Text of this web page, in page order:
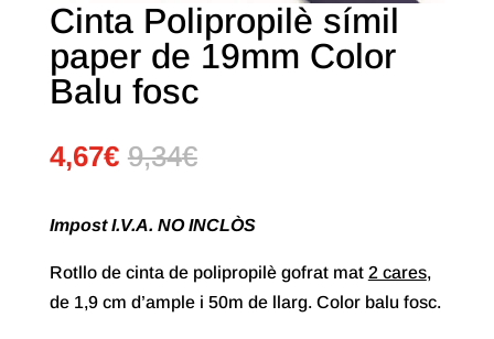
Cinta Polipropilè símil
paper de 19mm Color
Balu fosc
4,67€ 9,34€
Impost I.V.A. NO INCLÒS
Rotllo de cinta de polipropilè gofrat mat 2 cares,
de 1,9 cm d’ample i 50m de llarg. Color balu fosc.